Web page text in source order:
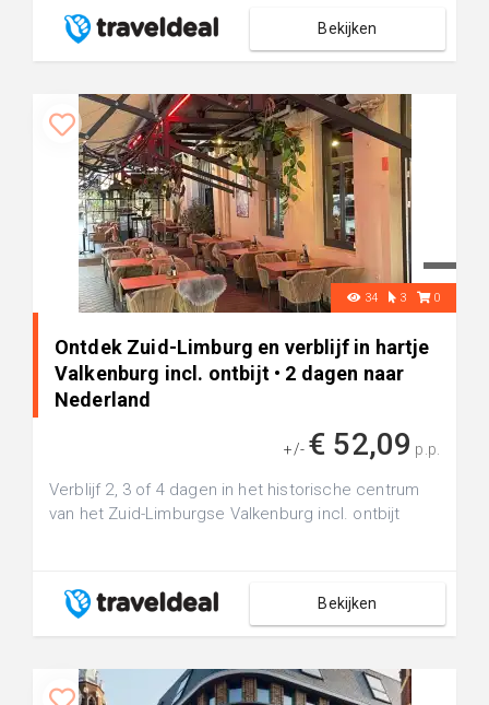
Bekijken
34 3 0
Ontdek Zuid-Limburg en verblijf in hartje
Valkenburg incl. ontbijt • 2 dagen naar
Nederland
+/- € 52,09 p.p.
Verblijf 2, 3 of 4 dagen in het historische centrum
van het Zuid-Limburgse Valkenburg incl. ontbijt
Bekijken